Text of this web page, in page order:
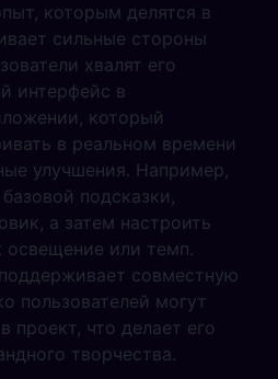
которым делятся в
сильные стороны
хвалят его
интерфейс в
который
в реальном времени
улучшения. Например,
подсказки,
а затем настроить
освещение или темп.
совместную
пользователей могут
проект, что делает его
творчества.